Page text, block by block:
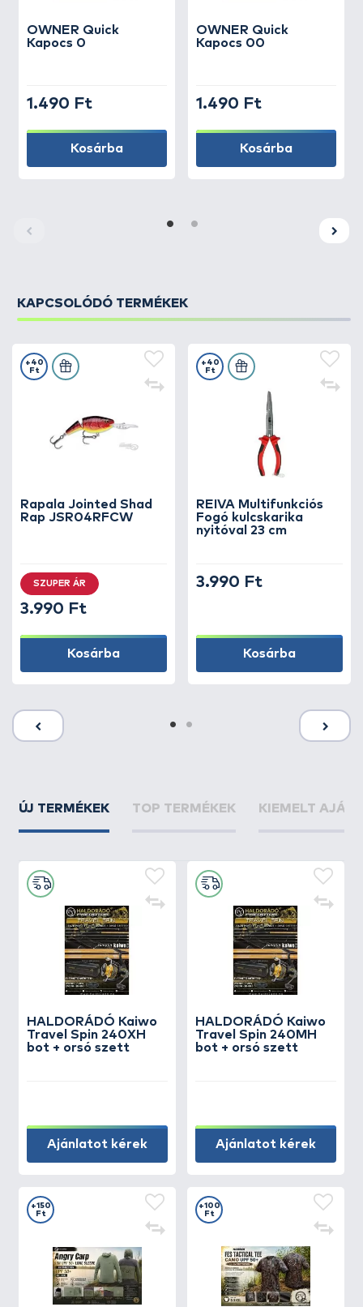
OWNER Quick
Kapocs 0
1.490 Ft
Kosárba
OWNER Quick
Kapocs 00
1.490 Ft
Kosárba
KAPCSOLÓDÓ TERMÉKEK
Rapala Jointed Shad
Rap JSR04RFCW
+40
Ft
SZUPER ÁR
3.990 Ft
Kosárba
REIVA Multifunkciós
Fogó kulcskarika
nyitóval 23 cm
+40
Ft
3.990 Ft
Kosárba
ÚJ TERMÉKEK TOP TERMÉKEK KIEMELT
HALDORÁDÓ Kaiwo
Travel Spin 240XH
bot + orsó szett
Ajánlatot kérek
HALDORÁDÓ Kaiwo
Travel Spin 240MH
bot + orsó szett
Ajánlatot kérek
+150
Ft
+100
Ft